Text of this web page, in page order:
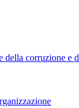
corruzione e